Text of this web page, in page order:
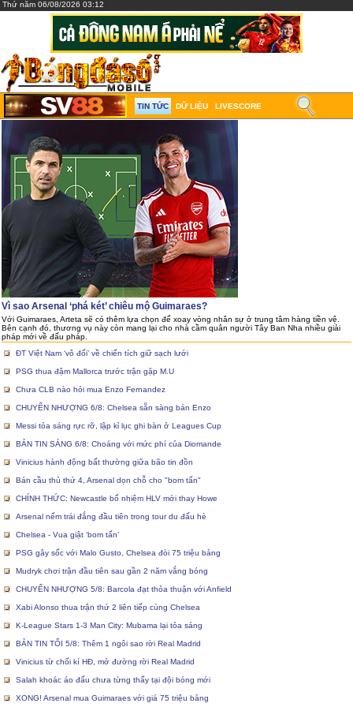
Thứ năm 06/08/2026 03:12
TIN TỨC DỮ LIỆU LIVESCORE
Vì sao Arsenal ‘phá két’ chiêu mộ Guimaraes?
Với Guimaraes, Arteta sẽ có thêm lựa chọn để xoay vòng nhân sự ở trung tâm hàng tiền vệ.
Bên cạnh đó, thương vụ này còn mang lại cho nhà cầm quân người Tây Ban Nha nhiều giải
pháp mới về đấu pháp.
ĐT Việt Nam ‘vô đối’ về chiến tích giữ sạch lưới
PSG thua đậm Mallorca trước trận gặp M.U
Chưa CLB nào hỏi mua Enzo Fernandez
CHUYỂN NHƯỢNG 6/8: Chelsea sẵn sàng bán Enzo
Messi tỏa sáng rực rỡ, lập kỉ lục ghi bàn ở Leagues Cup
BẢN TIN SÁNG 6/8: Choáng với mức phí của Diomande
Vinicius hành động bất thường giữa bão tin đồn
Bán cầu thủ thứ 4, Arsenal dọn chỗ cho "bom tấn"
CHÍNH THỨC: Newcastle bổ nhiệm HLV mới thay Howe
Arsenal nếm trái đắng đầu tiên trong tour du đấu hè
Chelsea - Vua giật ‘bom tấn’
PSG gây sốc với Malo Gusto, Chelsea đòi 75 triệu bảng
Mudryk chơi trận đầu tiên sau gần 2 năm vắng bóng
CHUYỂN NHƯỢNG 5/8: Barcola đạt thỏa thuận với Anfield
Xabi Alonso thua trận thứ 2 liên tiếp cùng Chelsea
K-League Stars 1-3 Man City: Mubama lại tỏa sáng
BẢN TIN TỐI 5/8: Thêm 1 ngôi sao rời Real Madrid
Vinicius từ chối kí HĐ, mở đường rời Real Madrid
Salah khoác áo đấu chưa từng thấy tại đội bóng mới
XONG! Arsenal mua Guimaraes với giá 75 triệu bảng